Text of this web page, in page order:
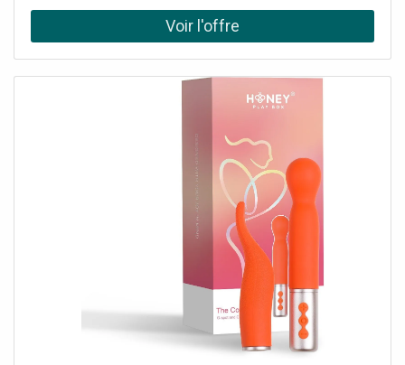
Hinweise : Diese Spiele werden nur an Personen
eigenhändig, medium : Videospiel, 0 : Xbox 360, 0 : Xbox
360, releaseDate : 2007-11-02